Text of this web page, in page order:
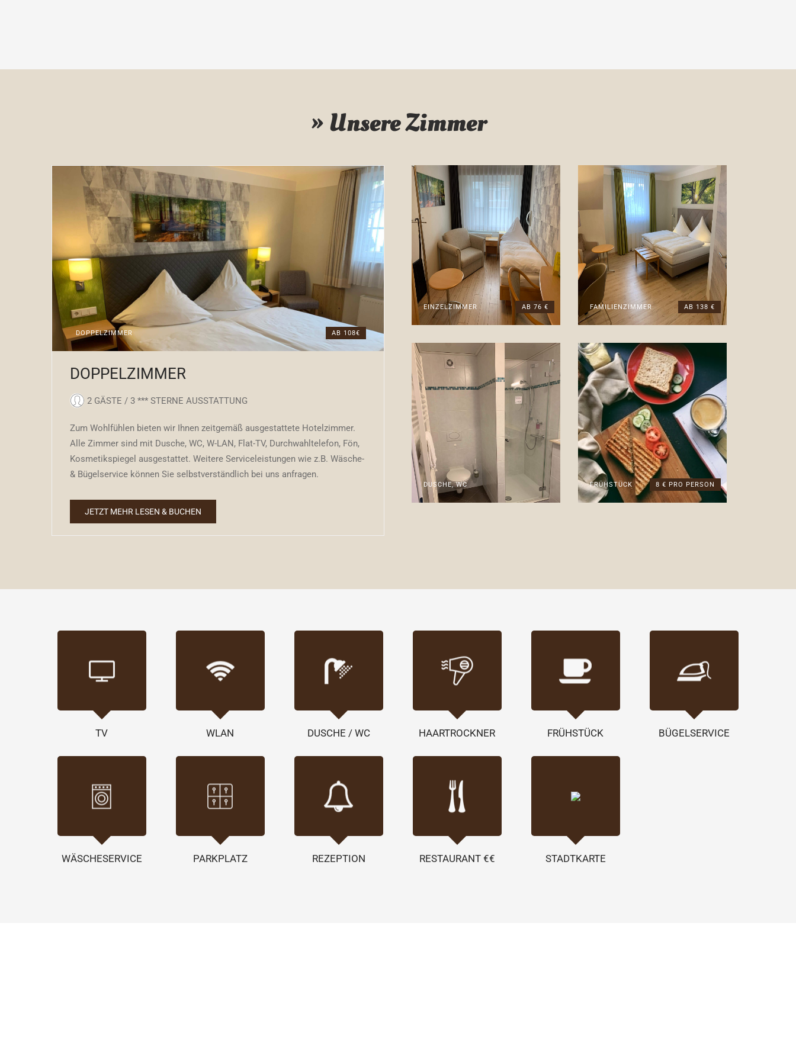
» Unsere Zimmer
DOPPELZIMMER AB 108€
DOPPELZIMMER
2 GÄSTE / 3 *** STERNE AUSSTATTUNG
Zum Wohlfühlen bieten wir Ihnen zeitgemäß ausgestattete Hotelzimmer.
Alle Zimmer sind mit Dusche, WC, W-LAN, Flat-TV, Durchwahltelefon, Fön,
Kosmetikspiegel ausgestattet. Weitere Serviceleistungen wie z.B. Wäsche-
& Bügelservice können Sie selbstverständlich bei uns anfragen.
JETZT MEHR LESEN & BUCHEN
EINZELZIMMER AB 76 € FAMILIENZIMMER AB 138 €
DUSCHE, WC FRÜHSTÜCK 8 € PRO PERSON
TV WLAN DUSCHE / WC HAARTROCKNER FRÜHSTÜCK BÜGELSERVICE
WÄSCHESERVICE PARKPLATZ REZEPTION RESTAURANT €€ STADTKARTE